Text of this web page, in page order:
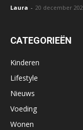
Laura - 20 december
CATEGORIEËN
Kinderen
Lifestyle
Nieuws
Voeding
Wonen